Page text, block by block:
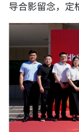
导合影留念，定